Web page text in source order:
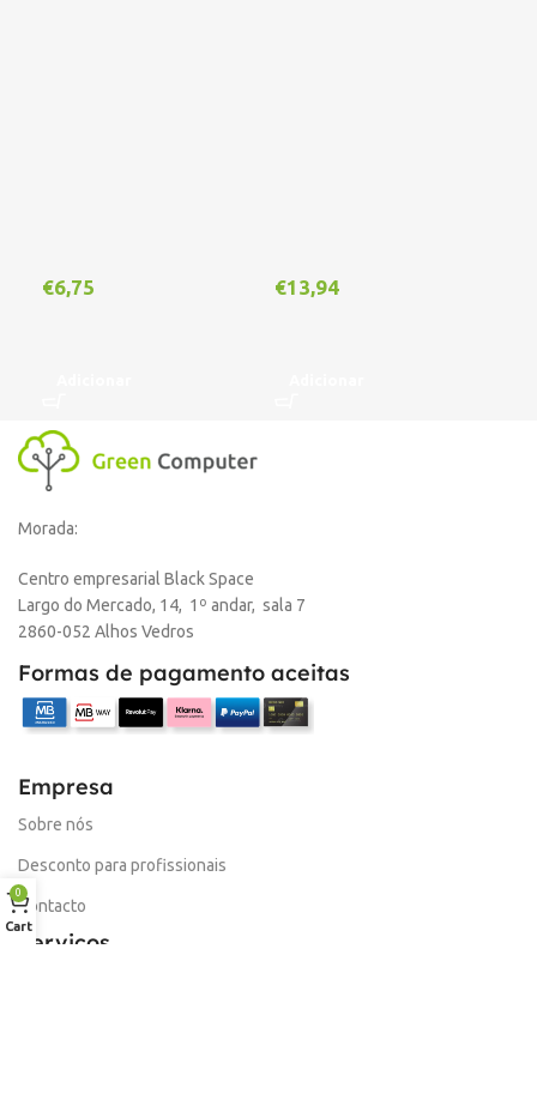
€6,75 €13,94
Morada:
Centro empresarial Black Space
Largo do Mercado, 14, 1º andar, sala 7
2860-052 Alhos Vedros
Formas de pagamento aceitas
Empresa
Sobre nós
Desconto para profissionais
Contacto
Serviços
0
Cart